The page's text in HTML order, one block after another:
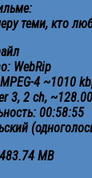
теми, кто
WebRip
4 ~1010
3, 2 ch,
00:58:55
MB